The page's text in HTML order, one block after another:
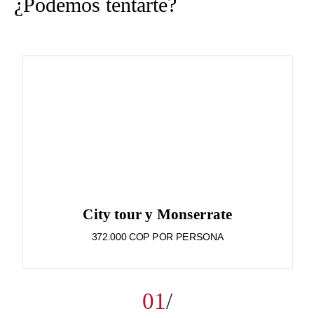
01
City tour y Monserrate
372.000 COP POR PERSONA